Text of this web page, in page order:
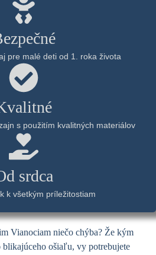
pre malé deti od 1. roka života
s použitím kvalitných materiálov
srdca
k všetkým príležitostiam
Vianociam niečo chýba? Že kým
blikajúceho ošiaľu, vy potrebujete